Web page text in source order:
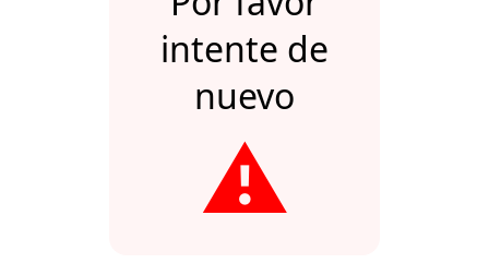
intente de
nuevo
⚠️